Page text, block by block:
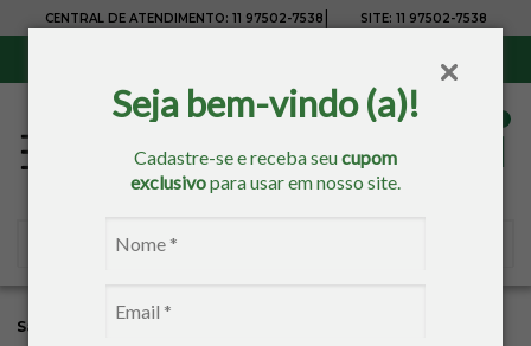
Seja bem-vindo (a)!
Cadastre-se e receba seucupom
exclusivopara usar em nosso site.
CENTRAL DE ATENDIMENTO: 11 97502-7538 SITE: 11 97502-7538
Sacaria